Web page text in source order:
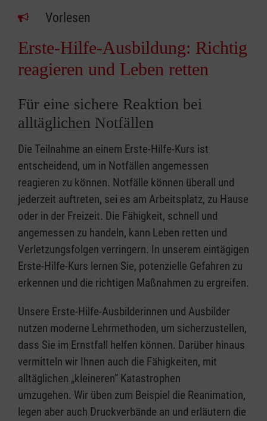
Vorlesen
Erste-Hilfe-Ausbildung: Richtig
reagieren und Leben retten
Für eine sichere Reaktion bei
alltäglichen Notfällen
Die Teilnahme an einem Erste-Hilfe-Kurs ist
entscheidend, um in Notfällen angemessen
reagieren zu können. Notfälle können überall und
jederzeit auftreten, sei es am Arbeitsplatz, zu Hause
oder in der Freizeit. Die Fähigkeit, schnell und
angemessen zu handeln, kann Leben retten und
Verletzungsfolgen verringern. In unserem eintägigen
Erste-Hilfe-Kurs lernen Sie, potenzielle Gefahren zu
erkennen und die richtigen Maßnahmen zu ergreifen.
Unsere Erste-Hilfe-Ausbilderinnen und Ausbilder
nutzen moderne Lehrmethoden, um sicherzustellen,
dass Sie im Ernstfall helfen können. Darüber hinaus
vermitteln wir Ihnen auch die Fähigkeiten, mit
alltäglichen „kleineren” Katastrophen
umzugehen. Wir üben zum Beispiel die Reanimation,
legen aber auch Druckverbände an und erläutern die